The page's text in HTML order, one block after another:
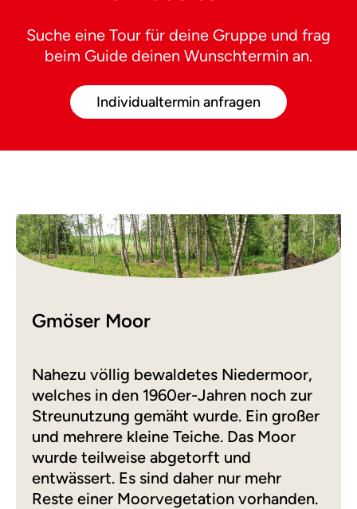
Suche eine Tour für deine Gruppe und frag
beim Guide deinen Wunschtermin an.
Individualtermin anfragen
Gmöser Moor
Nahezu völlig bewaldetes Niedermoor,
welches in den 1960er-Jahren noch zur
Streunutzung gemäht wurde. Ein großer
und mehrere kleine Teiche. Das Moor
wurde teilweise abgetorft und
entwässert. Es sind daher nur mehr
Reste einer Moorvegetation vorhanden.